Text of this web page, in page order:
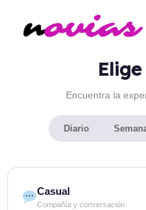
Encuentra la
Diario
Casual
Compañía y conversación